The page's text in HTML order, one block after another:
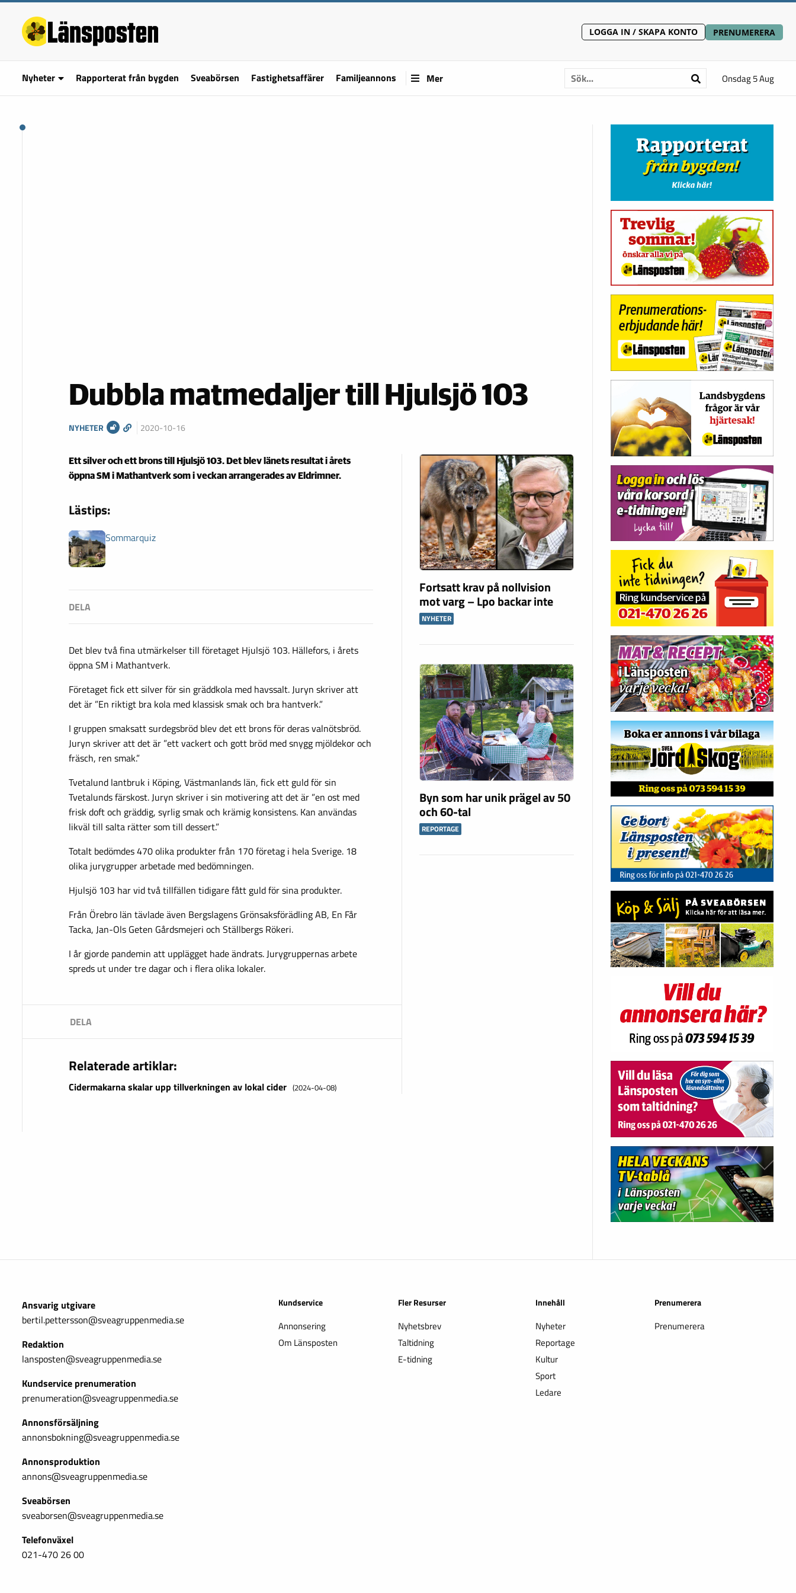
LOGGA IN / SKAPA KONTO PRENUMERERA
Nyheter Rapporterat från bygden Sveabörsen Fastighetsaffärer Familjeannons Mer Onsdag 5 Aug
Dubbla matmedaljer till Hjulsjö 103
NYHETER 2020-10-16
Ett silver och ett brons till Hjulsjö 103. Det blev länets resultat i årets
öppna SM i Mathantverk som i veckan arrangerades av Eldrimner.
Lästips:
Sommarquiz
Det blev två fina utmärkelser till företaget Hjulsjö 103. Hällefors, i årets
öppna SM i Mathantverk.
Företaget fick ett silver för sin gräddkola med havssalt. Juryn skriver att
det är ”En riktigt bra kola med klassisk smak och bra hantverk.”
I gruppen smaksatt surdegsbröd blev det ett brons för deras valnötsbröd.
Juryn skriver att det är ”ett vackert och gott bröd med snygg mjöldekor och
fräsch, ren smak.”
Tvetalund lantbruk i Köping, Västmanlands län, fick ett guld för sin
Tvetalunds färskost. Juryn skriver i sin motivering att det är ”en ost med
frisk doft och gräddig, syrlig smak och krämig konsistens. Kan användas
likväl till salta rätter som till dessert.”
Totalt bedömdes 470 olika produkter från 170 företag i hela Sverige. 18
olika jurygrupper arbetade med bedömningen.
Hjulsjö 103 har vid två tillfällen tidigare fått guld för sina produkter.
Från Örebro län tävlade även Bergslagens Grönsaksförädling AB, En Får
Tacka, Jan-Ols Geten Gårdsmejeri och Ställbergs Rökeri.
I år gjorde pandemin att upplägget hade ändrats. Jurygruppernas arbete
spreds ut under tre dagar och i flera olika lokaler.
Relaterade artiklar:
Cidermakarna skalar upp tillverkningen av lokal cider (2024-04-08)
Fortsatt krav på nollvision
mot varg – Lpo backar inte
NYHETER
Byn som har unik prägel av 50
och 60-tal
REPORTAGE
Ansvarig utgivare
bertil.pettersson@sveagruppenmedia.se
Redaktion
lansposten@sveagruppenmedia.se
Kundservice prenumeration
prenumeration@sveagruppenmedia.se
Annonsförsäljning
annonsbokning@sveagruppenmedia.se
Annonsproduktion
annons@sveagruppenmedia.se
Sveabörsen
sveaborsen@sveagruppenmedia.se
Telefonväxel
021-470 26 00
Kundservice
Annonsering
Om Länsposten
Fler Resurser
Nyhetsbrev
Taltidning
E-tidning
Innehåll
Nyheter
Reportage
Kultur
Sport
Ledare
Prenumerera
Prenumerera